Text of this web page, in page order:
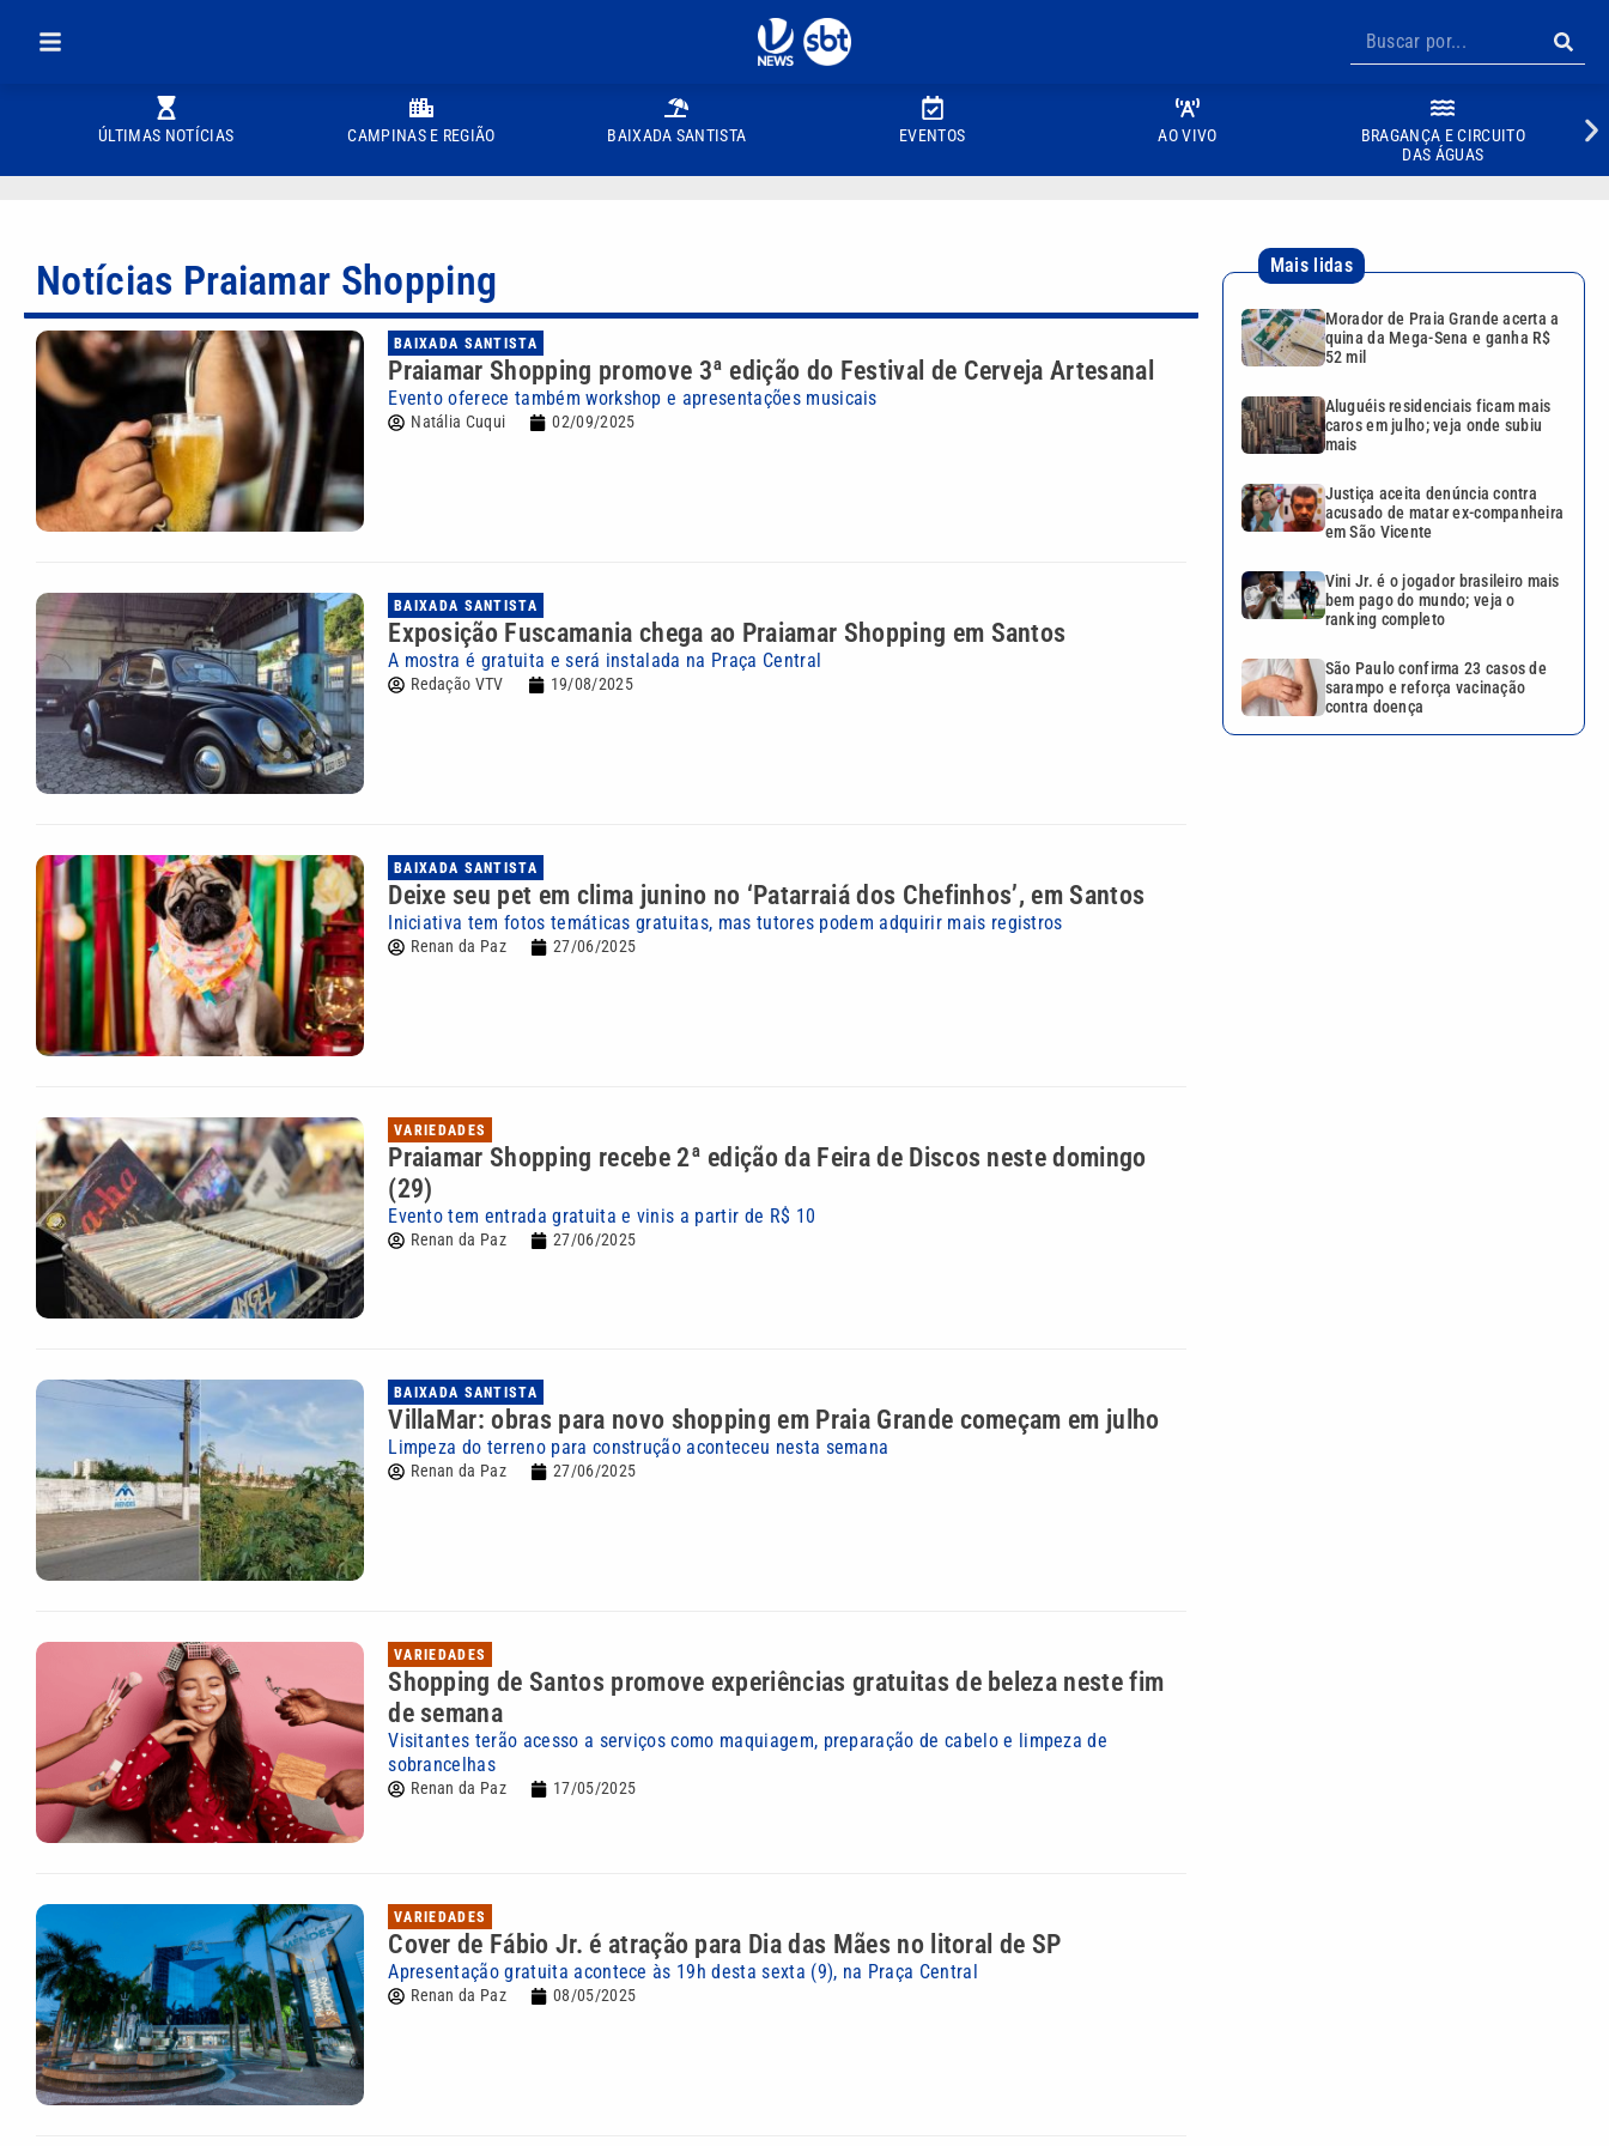
ÚLTIMAS NOTÍCIAS CAMPINAS E REGIÃO BAIXADA SANTISTA EVENTOS AO VIVO
BRAGANÇA E CIRCUITO
DAS ÁGUAS
Notícias Praiamar Shopping
BAIXADA SANTISTA
Praiamar Shopping promove 3ª edição do Festival de Cerveja Artesanal
Evento oferece também workshop e apresentações musicais
Natália Cuqui 02/09/2025
BAIXADA SANTISTA
Exposição Fuscamania chega ao Praiamar Shopping em Santos
A mostra é gratuita e será instalada na Praça Central
Redação VTV 19/08/2025
BAIXADA SANTISTA
Deixe seu pet em clima junino no ‘Patarraiá dos Chefinhos’, em Santos
Iniciativa tem fotos temáticas gratuitas, mas tutores podem adquirir mais registros
Renan da Paz 27/06/2025
VARIEDADES
Praiamar Shopping recebe 2ª edição da Feira de Discos neste domingo
(29)
Evento tem entrada gratuita e vinis a partir de R$ 10
Renan da Paz 27/06/2025
BAIXADA SANTISTA
VillaMar: obras para novo shopping em Praia Grande começam em julho
Limpeza do terreno para construção aconteceu nesta semana
Renan da Paz 27/06/2025
VARIEDADES
Shopping de Santos promove experiências gratuitas de beleza neste fim
de semana
Visitantes terão acesso a serviços como maquiagem, preparação de cabelo e limpeza de
sobrancelhas
Renan da Paz 17/05/2025
VARIEDADES
Cover de Fábio Jr. é atração para Dia das Mães no litoral de SP
Apresentação gratuita acontece às 19h desta sexta (9), na Praça Central
Renan da Paz 08/05/2025
Mais lidas
Morador de Praia Grande acerta a
quina da Mega-Sena e ganha R$
52 mil
Aluguéis residenciais ficam mais
caros em julho; veja onde subiu
mais
Justiça aceita denúncia contra
acusado de matar ex-companheira
em São Vicente
Vini Jr. é o jogador brasileiro mais
bem pago do mundo; veja o
ranking completo
São Paulo confirma 23 casos de
sarampo e reforça vacinação
contra doença